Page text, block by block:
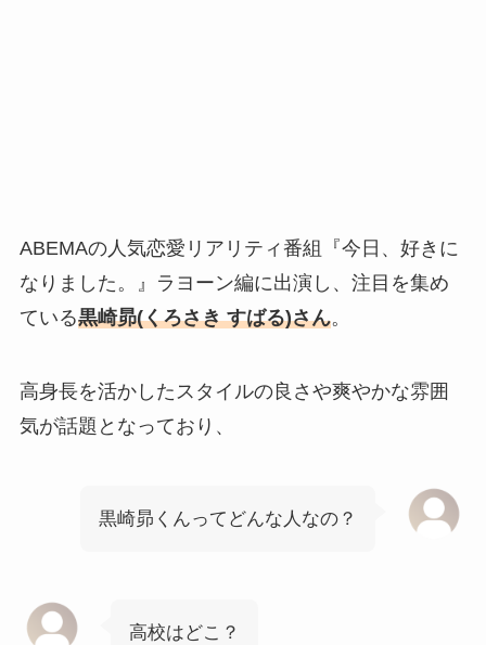
ABEMAの人気恋愛リアリティ番組『今日、好きに
なりました。』ラヨーン編に出演し、注目を集め
ている黒崎昴(くろさき すばる)さん。
高身長を活かしたスタイルの良さや爽やかな雰囲
気が話題となっており、
黒崎昴くんってどんな人なの？
高校はどこ？